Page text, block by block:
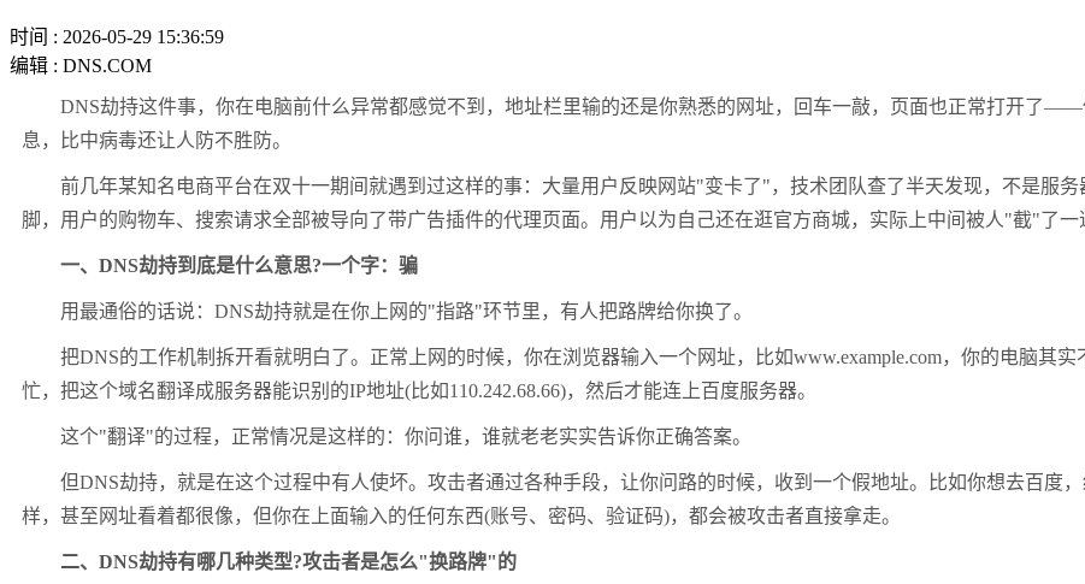
时间 : 2026-05-29 15:36:59
编辑 : DNS.COM
DNS劫持这件事，你在电脑前什么异常都感觉不到，地址栏里输的还是你熟悉的网址，回车一敲，页面也正常打开了——
息，比中病毒还让人防不胜防。
前几年某知名电商平台在双十一期间就遇到过这样的事：大量用户反映网站"变卡了"，技术团队查了半天发现，不是服务
脚，用户的购物车、搜索请求全部被导向了带广告插件的代理页面。用户以为自己还在逛官方商城，实际上中间被人"截"了一
一、DNS劫持到底是什么意思?一个字：骗
用最通俗的话说：DNS劫持就是在你上网的"指路"环节里，有人把路牌给你换了。
把DNS的工作机制拆开看就明白了。正常上网的时候，你在浏览器输入一个网址，比如www.example.com，你的电脑其
忙，把这个域名翻译成服务器能识别的IP地址(比如110.242.68.66)，然后才能连上百度服务器。
这个"翻译"的过程，正常情况是这样的：你问谁，谁就老老实实告诉你正确答案。
但DNS劫持，就是在这个过程中有人使坏。攻击者通过各种手段，让你问路的时候，收到一个假地址。比如你想去百度
样，甚至网址看着都很像，但你在上面输入的任何东西(账号、密码、验证码)，都会被攻击者直接拿走。
二、DNS劫持有哪几种类型?攻击者是怎么"换路牌"的